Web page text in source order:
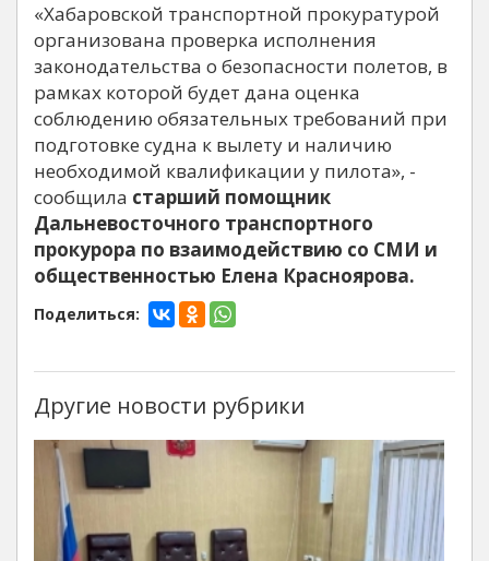
«Хабаровской транспортной прокуратурой
организована проверка исполнения
законодательства о безопасности полетов, в
рамках которой будет дана оценка
соблюдению обязательных требований при
подготовке судна к вылету и наличию
необходимой квалификации у пилота», -
сообщила старший помощник
Дальневосточного транспортного
прокурора по взаимодействию со СМИ и
общественностью Елена Красноярова.
Поделиться:
Другие новости рубрики